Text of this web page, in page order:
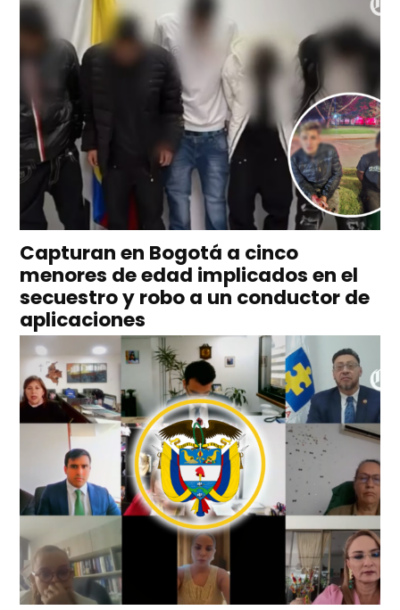
Capturan en Bogotá a cinco
menores de edad implicados en el
secuestro y robo a un conductor de
aplicaciones